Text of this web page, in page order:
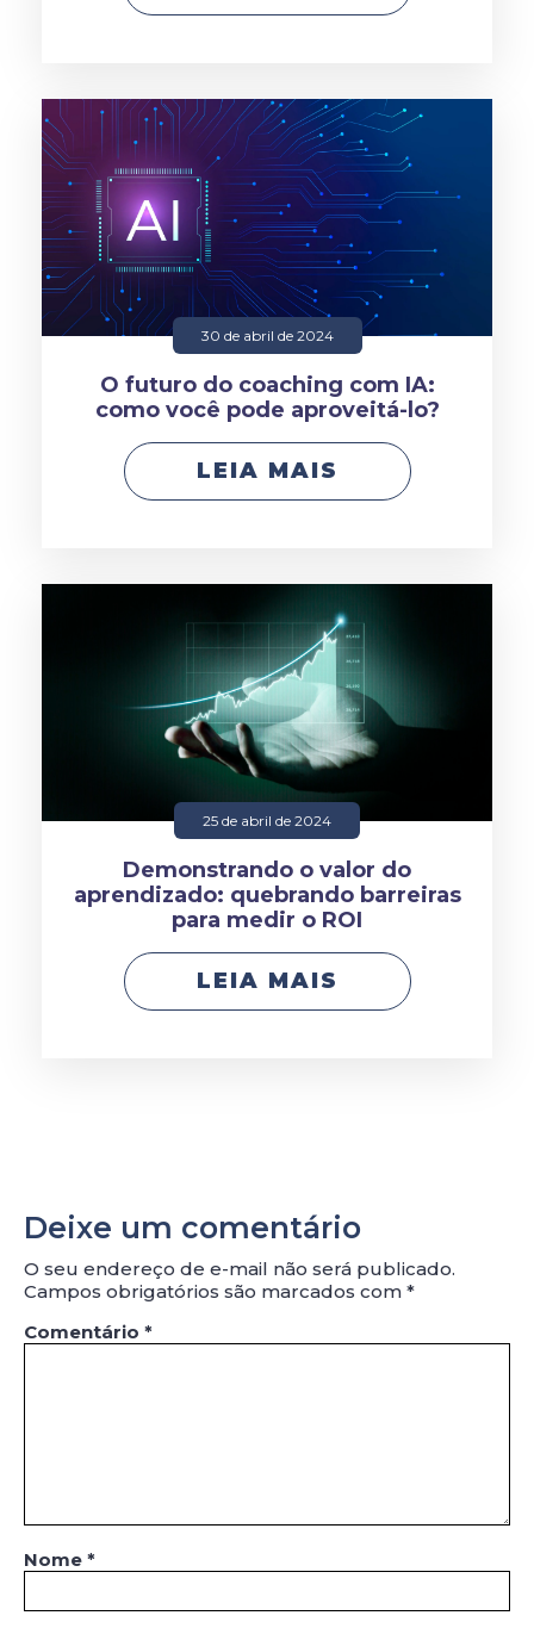
30 de abril de 2024
O futuro do coaching com IA:
como você pode aproveitá-lo?
LEIA MAIS
25 de abril de 2024
Demonstrando o valor do
aprendizado: quebrando barreiras
para medir o ROI
LEIA MAIS
Deixe um comentário
O seu endereço de e-mail não será publicado.
Campos obrigatórios são marcados com *
Comentário *
Nome *